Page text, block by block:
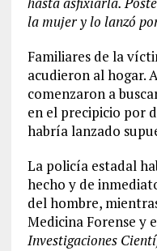
la mujer y lo lanzó
Familiares de la
acudieron al hogar.
comenzaron a
en el precipicio por
habría lanzado
La policía estadal
hecho y de
del hombre,
Medicina Forense y
Investigaciones